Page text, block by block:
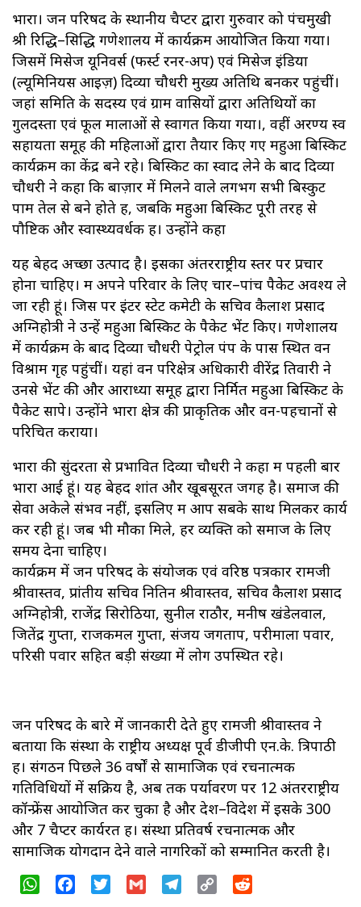
भौंरा। जन परिषद के स्थानीय चैप्टर द्वारा गुरुवार को पंचमुखी
श्री रिद्धि–सिद्धि गणेशालय में कार्यक्रम आयोजित किया गया।
जिसमें मिसेज यूनिवर्स (फर्स्ट रनर-अप) एवं मिसेज इंडिया
(ल्यूमिनियस आइज़) दिव्या चौधरी मुख्य अतिथि बनकर पहुंचीं।
जहां समिति के सदस्य एवं ग्राम वासियों द्वारा अतिथियों का
गुलदस्ता एवं फूल मालाओं से स्वागत किया गया।, वहीं अरण्य स्व
सहायता समूह की महिलाओं द्वारा तैयार किए गए महुआ बिस्किट
कार्यक्रम का केंद्र बने रहे। बिस्किट का स्वाद लेने के बाद दिव्या
चौधरी ने कहा कि बाज़ार में मिलने वाले लगभग सभी बिस्कुट
पाम तेल से बने होते हैं, जबकि महुआ बिस्किट पूरी तरह से
पौष्टिक और स्वास्थ्यवर्धक हैं। उन्होंने कहा
यह बेहद अच्छा उत्पाद है। इसका अंतरराष्ट्रीय स्तर पर प्रचार
होना चाहिए। मैं अपने परिवार के लिए चार–पांच पैकेट अवश्य ले
जा रही हूं। जिस पर इंटर स्टेट कमेटी के सचिव कैलाश प्रसाद
अग्निहोत्री ने उन्हें महुआ बिस्किट के पैकेट भेंट किए। गणेशालय
में कार्यक्रम के बाद दिव्या चौधरी पेट्रोल पंप के पास स्थित वन
विश्राम गृह पहुंचीं। यहां वन परिक्षेत्र अधिकारी वीरेंद्र तिवारी ने
उनसे भेंट की और आराध्या समूह द्वारा निर्मित महुआ बिस्किट के
पैकेट सौंपे। उन्होंने भौंरा क्षेत्र की प्राकृतिक और वन-पहचानों से
परिचित कराया।
भौंरा की सुंदरता से प्रभावित दिव्या चौधरी ने कहा मैं पहली बार
भौंरा आई हूं। यह बेहद शांत और खूबसूरत जगह है। समाज की
सेवा अकेले संभव नहीं, इसलिए मैं आप सबके साथ मिलकर कार्य
कर रही हूं। जब भी मौका मिले, हर व्यक्ति को समाज के लिए
समय देना चाहिए।
कार्यक्रम में जन परिषद के संयोजक एवं वरिष्ठ पत्रकार रामजी
श्रीवास्तव, प्रांतीय सचिव नितिन श्रीवास्तव, सचिव कैलाश प्रसाद
अग्निहोत्री, राजेंद्र सिरोठिया, सुनील राठौर, मनीष खंडेलवाल,
जितेंद्र गुप्ता, राजकमल गुप्ता, संजय जगताप, परीमाला पवार,
परिसी पवार सहित बड़ी संख्या में लोग उपस्थित रहे।
जन परिषद के बारे में जानकारी देते हुए रामजी श्रीवास्तव ने
बताया कि संस्था के राष्ट्रीय अध्यक्ष पूर्व डीजीपी एन.के. त्रिपाठी
हैं। संगठन पिछले 36 वर्षों से सामाजिक एवं रचनात्मक
गतिविधियों में सक्रिय है, अब तक पर्यावरण पर 12 अंतरराष्ट्रीय
कॉन्फ्रेंस आयोजित कर चुका है और देश–विदेश में इसके 300
और 7 चैप्टर कार्यरत हैं। संस्था प्रतिवर्ष रचनात्मक और
सामाजिक योगदान देने वाले नागरिकों को सम्मानित करती है।
WhatsAppFacebookTwitter Gmail Telegram
Copy